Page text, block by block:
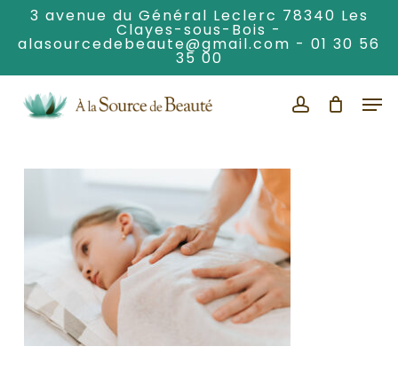
Skip
main
content
3 avenue du Général Leclerc 78340 Les
Clayes-sous-Bois -
alasourcedebeaute@gmail.com - 01 30 56
35 00
account
Menu